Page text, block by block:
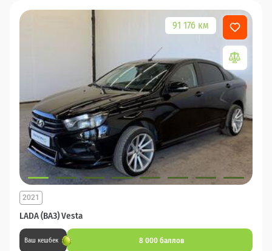
91 176 км
LADA (ВАЗ) Vesta
2021
Ваш кешбек 8 000 баллов